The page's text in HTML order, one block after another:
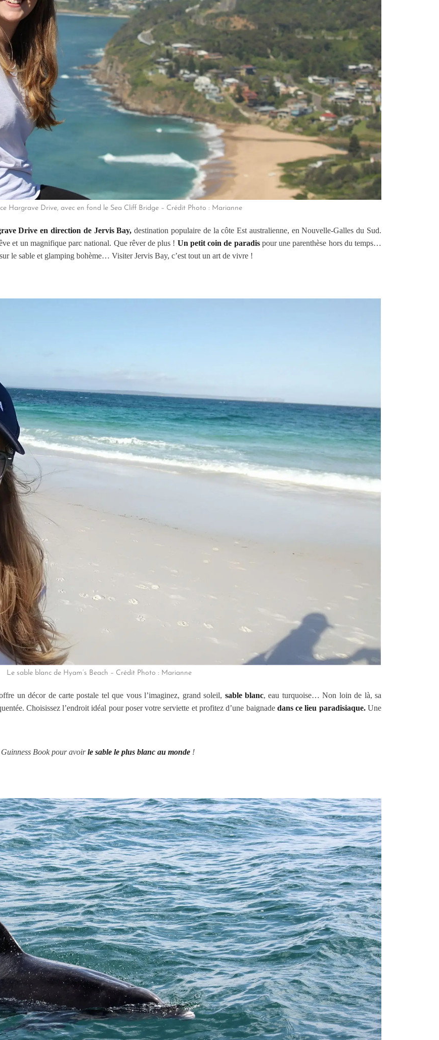
Hargrave Drive, avec en fond le Sea Cliff Bridge – Crédit Photo : Marianne
Drive en direction de Jervis Bay,destination populaire de la côte Est australienne, en Nouvelle-Galles du Sud.
et un magnifique parc national. Que rêver de plus ! Un petit coin de paradispour une parenthèse hors du temps…
le sable et glamping bohème… Visiter Jervis Bay, c’est tout un art de vivre !
Le sable blanc de Hyam’s Beach – Crédit Photo : Marianne
un décor de carte postale tel que vous l’imaginez, grand soleil, sable blanc, eau turquoise… Non loin de là, sa
Choisissez l’endroit idéal pour poser votre serviette et profitez d’une baignade dans ce lieu paradisiaque.Une
Guinness Book pour avoirle sable le plus blanc au monde !